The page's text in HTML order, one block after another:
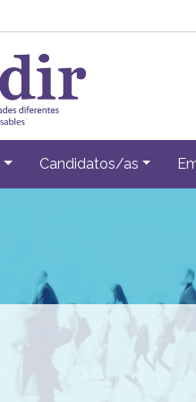
Candidatos/as